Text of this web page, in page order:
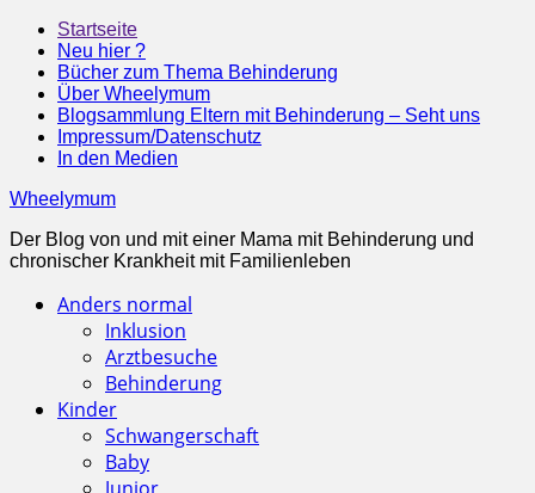
Startseite
Neu hier ?
Bücher zum Thema Behinderung
Über Wheelymum
Blogsammlung Eltern mit Behinderung – Seht uns
Impressum/Datenschutz
In den Medien
Wheelymum
Der Blog von und mit einer Mama mit Behinderung und
chronischer Krankheit mit Familienleben
Anders normal
Inklusion
Arztbesuche
Behinderung
Kinder
Schwangerschaft
Baby